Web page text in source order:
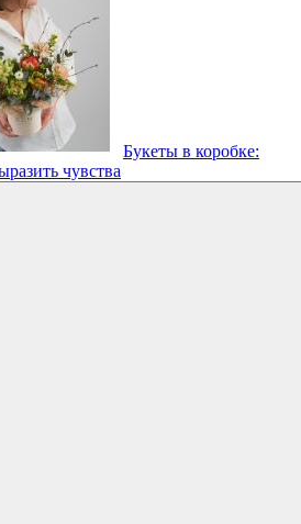
Букеты в коробке:
чувства